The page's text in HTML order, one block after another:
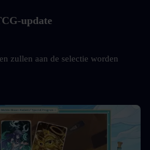
update
zullen aan de selectie worden